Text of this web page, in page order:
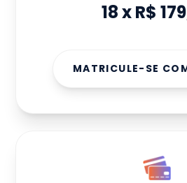
18xR$
MATRICULE-SE